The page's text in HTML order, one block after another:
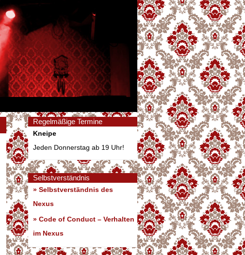
Regelmäßige Termine
Kneipe
Jeden Donnerstag ab 19 Uhr!
Selbstverständnis
» Selbstverständnis des
Nexus
» Code of Conduct – Verhalten
im Nexus